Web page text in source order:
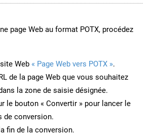
page Web au format POTX, procédez
Web « Page Web vers POTX ».
de la page Web que vous souhaitez
la zone de saisie désignée.
le bouton « Convertir » pour lancer le
de conversion.
fin de la conversion.